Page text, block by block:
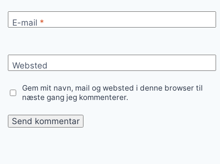
E-mail *
Websted
Gem mit navn, mail og websted i denne browser til
næste gang jeg kommenterer.